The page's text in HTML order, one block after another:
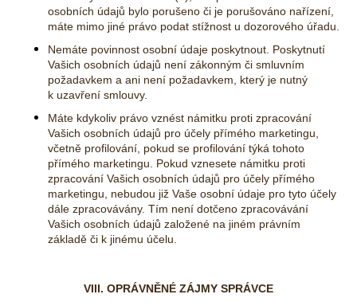
osobních údajů bylo porušeno či je porušováno nařízení,
máte mimo jiné právo podat stížnost u dozorového úřadu.
Nemáte povinnost osobní údaje poskytnout. Poskytnutí
Vašich osobních údajů není zákonným či smluvním
požadavkem a ani není požadavkem, který je nutný
k uzavření smlouvy.
Máte kdykoliv právo vznést námitku proti zpracování
Vašich osobních údajů pro účely přímého marketingu,
včetně profilování, pokud se profilování týká tohoto
přímého marketingu. Pokud vznesete námitku proti
zpracování Vašich osobních údajů pro účely přímého
marketingu, nebudou již Vaše osobní údaje pro tyto účely
dále zpracovávány. Tím není dotčeno zpracovávání
Vašich osobních údajů založené na jiném právním
základě či k jinému účelu.
VIII. OPRÁVNĚNÉ ZÁJMY SPRÁVCE